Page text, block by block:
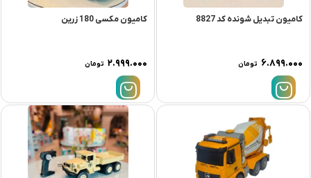
کامیون تبدیل شونده کد 8827
۶.۸۹۹.۰۰۰ تومان
کامیون مکسی 180 زرین
۲.۹۹۹.۰۰۰ تومان